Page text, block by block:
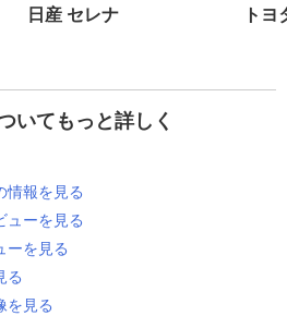
日産 セレナ ト
いてもっと詳しく
情報を見る
ューを見る
ーを見る
る
を見る